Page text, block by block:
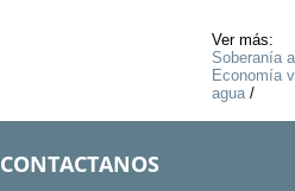
Ver más:
Soberanía
Economía
agua/
CONTACTANOS